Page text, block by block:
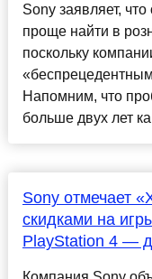
Sony заявляет,
проще найти в
поскольку
Напомним, что
больше двух лет
Sony отмечает
скидками на
PlayStation 4 —